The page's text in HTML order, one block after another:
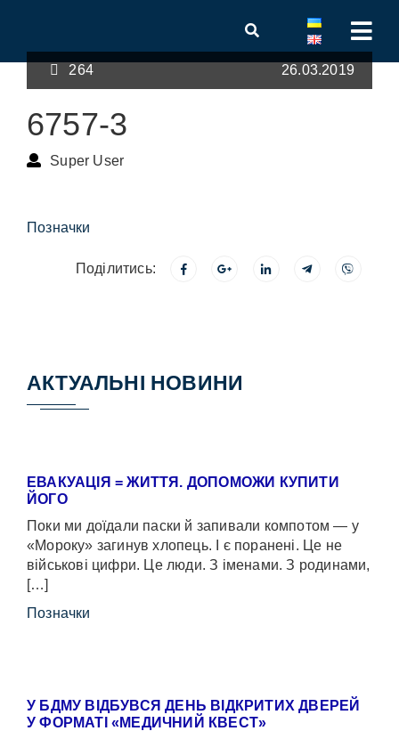
264 26.03.2019
6757-3
Super User
Позначки
Поділитись:
АКТУАЛЬНІ НОВИНИ
ЕВАКУАЦІЯ = ЖИТТЯ. ДОПОМОЖИ КУПИТИ
ЙОГО
Поки ми доїдали паски й запивали компотом — у
«Мороку» загинув хлопець. І є поранені. Це не
військові цифри. Це люди. З іменами. З родинами,
[…]
Позначки
У БДМУ ВІДБУВСЯ ДЕНЬ ВІДКРИТИХ ДВЕРЕЙ
У ФОРМАТІ «МЕДИЧНИЙ КВЕСТ»